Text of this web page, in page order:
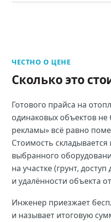
ЧЕСТНО О ЦЕНЕ
Сколько это
Готового прайса на
одинаковых объектов не
рекламы» всё равно
Стоимость
выбранного
на участке (грунт,
и удалённости объекта
Инженер приезжает
и называет итоговую